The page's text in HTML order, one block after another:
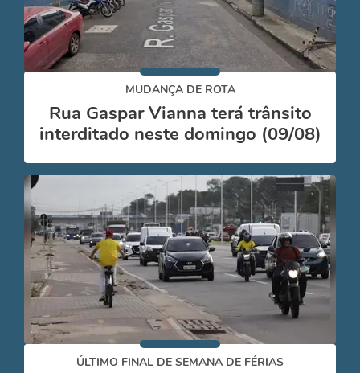
MUDANÇA DE ROTA
Rua Gaspar Vianna terá trânsito
interditado neste domingo (09/08)
ÚLTIMO FINAL DE SEMANA DE FÉRIAS